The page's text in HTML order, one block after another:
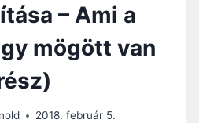
– Ami a
mögött van
2018. február 5.